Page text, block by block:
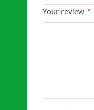
Your review *